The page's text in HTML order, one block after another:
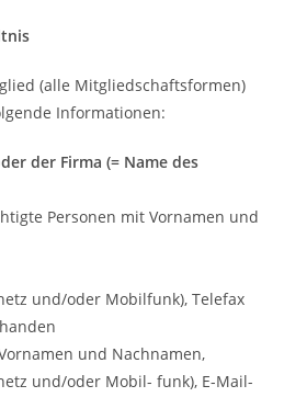
(alle Mitgliedschaftsformen)
Informationen:
der Firma (= Name des
Personen mit Vornamen und
und/oder Mobilfunk), Telefax
und Nachnamen,
und/oder Mobil- funk), E-Mail-